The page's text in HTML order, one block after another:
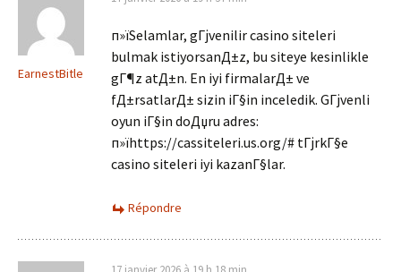
EarnestBitle
п»їSelamlar, gГјvenilir casino siteleri
bulmak istiyorsanД±z, bu siteye kesinlikle
gГ¶z atД±n. En iyi firmalarД± ve
fД±rsatlarД± sizin iГ§in inceledik. GГјvenli
oyun iГ§in doДџru adres:
п»їhttps://cassiteleri.us.org/# tГјrkГ§e
casino siteleri iyi kazanГ§lar.
Répondre